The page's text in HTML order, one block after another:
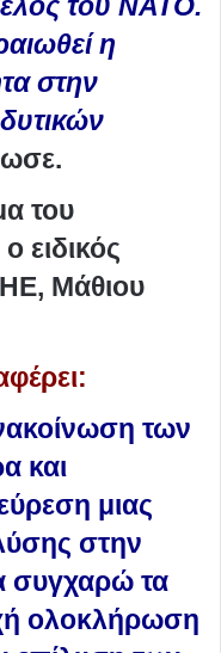
η
στην
του
ειδικός
Μάθιου
των
και
μιας
στην
συγχαρώ τα
ολοκλήρωση